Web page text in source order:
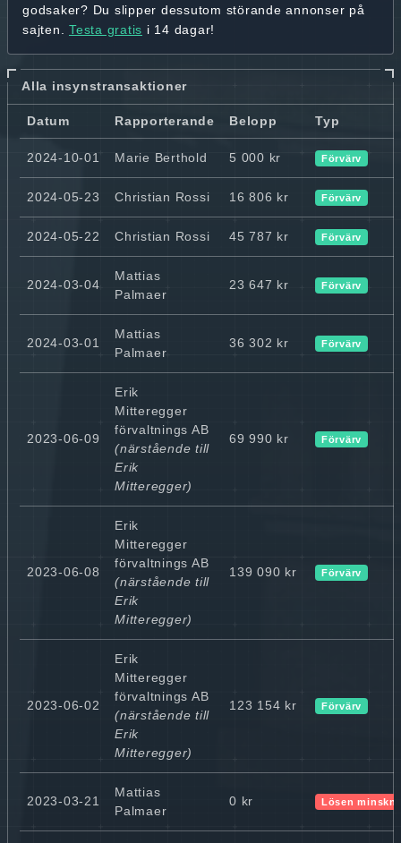
godsaker? Du slipper dessutom störande annonser på
sajten. Testa gratis i 14 dagar!
Alla insynstransaktioner
Datum Rapporterande Belopp Typ
2024-10-01 Marie Berthold 5 000 kr Förvärv
2024-05-23 Christian Rossi 16 806 kr Förvärv
2024-05-22 Christian Rossi 45 787 kr Förvärv
2024-03-04
Mattias
Palmaer
23 647 kr Förvärv
2024-03-01
Mattias
Palmaer
36 302 kr Förvärv
2023-06-09
Erik
Mitteregger
förvaltnings AB
(närstående till
Erik
Mitteregger)
69 990 kr Förvärv
2023-06-08
Erik
Mitteregger
förvaltnings AB
(närstående till
Erik
Mitteregger)
139 090 kr Förvärv
2023-06-02
Erik
Mitteregger
förvaltnings AB
(närstående till
Erik
Mitteregger)
123 154 kr Förvärv
2023-03-21
Mattias
Palmaer
0 kr Lösen